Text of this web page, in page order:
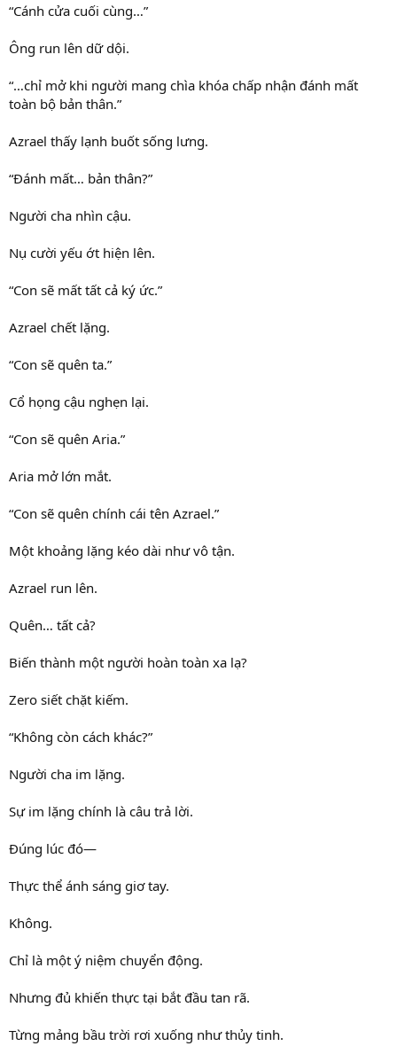
“Cánh cửa cuối cùng…”
Ông run lên dữ dội.
“…chỉ mở khi người mang chìa khóa chấp nhận đánh mất
toàn bộ bản thân.”
Azrael thấy lạnh buốt sống lưng.
“Đánh mất… bản thân?”
Người cha nhìn cậu.
Nụ cười yếu ớt hiện lên.
“Con sẽ mất tất cả ký ức.”
Azrael chết lặng.
“Con sẽ quên ta.”
Cổ họng cậu nghẹn lại.
“Con sẽ quên Aria.”
Aria mở lớn mắt.
“Con sẽ quên chính cái tên Azrael.”
Một khoảng lặng kéo dài như vô tận.
Azrael run lên.
Quên… tất cả?
Biến thành một người hoàn toàn xa lạ?
Zero siết chặt kiếm.
“Không còn cách khác?”
Người cha im lặng.
Sự im lặng chính là câu trả lời.
Đúng lúc đó—
Thực thể ánh sáng giơ tay.
Không.
Chỉ là một ý niệm chuyển động.
Nhưng đủ khiến thực tại bắt đầu tan rã.
Từng mảng bầu trời rơi xuống như thủy tinh.